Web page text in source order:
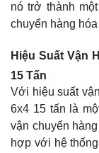
nó trở thành
chuyển hàng
Hiệu Suất Vận
15 Tấn
Với hiệu suất
6x4 15 tấn là
vận chuyển
hợp với hệ